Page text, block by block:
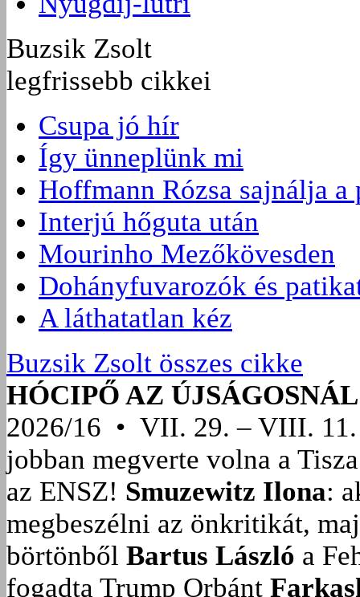
Buzsik Zsolt
legfrissebb cikkei
Csupa jó hír
Így ünneplünk mi
Hoffmann Rózsa sajnálja a
Interjú hőguta után
Mourinho Mezőkövesden
Dohányfuvarozók és
A láthatatlan kéz
Buzsik Zsolt összes cikke
HÓCIPŐ AZ ÚJSÁGOSNÁL
2026/16 • VII. 29. – VIII. 11.
jobban megverte volna a
az ENSZ! Smuzewitz Ilona:
megbeszélni az önkritikát,
börtönből Bartus László a
fogadta Trump Orbánt